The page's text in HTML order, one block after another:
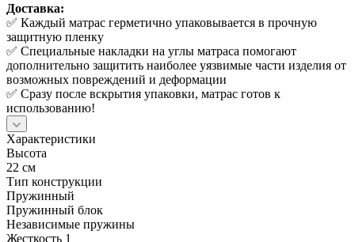
Доставка:
✅ Каждый матрас герметично упаковывается в прочную
защитную пленку
✅ Специальные накладки на углы матраса помогают
дополнительно защитить наиболее уязвимые части изделия от
возможных повреждений и деформации
✅ Сразу после вскрытия упаковки, матрас готов к
использованию!
Характеристики
Высота
22 см
Тип конструкции
Пружинный
Пружинный блок
Независимые пружины
Жесткость 1